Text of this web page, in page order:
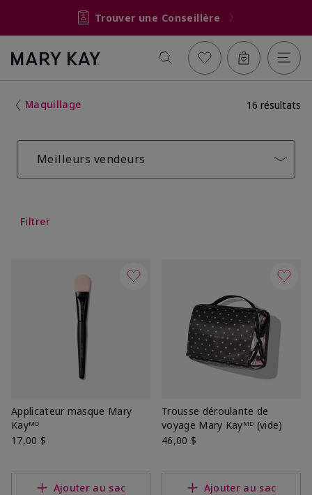
Trouver une Conseillère
Maquillage 16 résultats
Meilleurs vendeurs
Filtrer
Applicateur masque Mary
Kayᴹᴰ
17,00 $
Ajouter au sac
Trousse déroulante de
voyage Mary Kayᴹᴰ (vide)
46,00 $
Ajouter au sac